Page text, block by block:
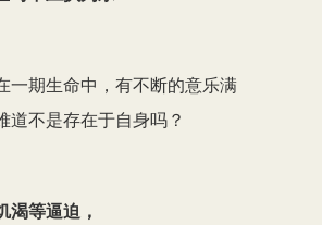
一期生命中，有不断的意乐满
道不是存在于自身吗？
渴等逼迫，